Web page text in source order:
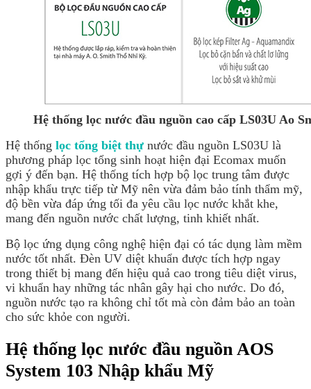
Hệ thống lọc nước đầu nguồn cao cấp LS03U Ao
Hệ thống lọc tổng biệt thự nước đầu nguồn LS03U là
phương pháp lọc tổng sinh hoạt hiện đại Ecomax muốn
gợi ý đến bạn. Hệ thống tích hợp bộ lọc trung tâm được
nhập khẩu trực tiếp từ Mỹ nên vừa đảm bảo tính thẩm mỹ,
độ bền vừa đáp ứng tối đa yêu cầu lọc nước khắt khe,
mang đến nguồn nước chất lượng, tinh khiết nhất.
Bộ lọc ứng dụng công nghệ hiện đại có tác dụng làm mềm
nước tốt nhất. Đèn UV diệt khuẩn được tích hợp ngay
trong thiết bị mang đến hiệu quả cao trong tiêu diệt virus,
vi khuẩn hay những tác nhân gây hại cho nước. Do đó,
nguồn nước tạo ra không chỉ tốt mà còn đảm bảo an toàn
cho sức khỏe con người.
Hệ thống lọc nước đầu nguồn AOS
System 103 Nhập khẩu Mỹ